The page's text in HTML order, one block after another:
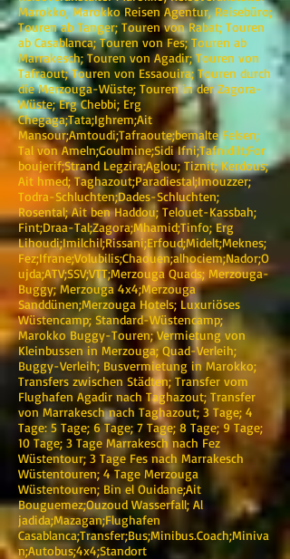
Marokko, Marokko Reisen Agentur, Reisebüro;
Touren ab Tanger; Touren von Rabat; Touren
ab Casablanca; Touren von Fes; Touren ab
Marrakesch; Touren von Agadir; Touren von
Tafraout; Touren von Essaouira; Touren durch
die Merzouga-Wüste; Touren in der Zagora-
Wüste; Erg Chebbi; Erg
Chegaga;Tata;Ighrem;Ait
Mansour;Amtoudi;Tafraoute;bemalte Felsen;
Tal von Ameln;Goulmine;Sidi Ifni;Tafnidilt;For
boujerif;Strand Legzira;Aglou; Tiznit; Kerdous;
Ait hmed; Taghazout;Paradiestal;Imouzzer;
Todra-Schluchten;Dades-Schluchten;
Rosental; Ait ben Haddou; Telouet-Kassbah;
Fint;Draa-Tal;Zagora;Mhamid;Tinfo; Erg
Lihoudi;Imilchil;Rissani;Erfoud;Midelt;Meknes;
Fez;Ifrane;Volubilis;Chaouen;alhociem;Nador;O
ujda;ATV;SSV;VTT;Merzouga Quads; Merzouga-
Buggy; Merzouga 4x4;Merzouga
Sanddünen;Merzouga Hotels; Luxuriöses
Wüstencamp; Standard-Wüstencamp;
Marokko Buggy-Touren; Vermietung von
Kleinbussen in Merzouga; Quad-Verleih;
Buggy-Verleih; Busvermietung in Marokko;
Transfers zwischen Städten; Transfer vom
Flughafen Agadir nach Taghazout; Transfer
von Marrakesch nach Taghazout; 3 Tage; 4
Tage: 5 Tage; 6 Tage; 7 Tage; 8 Tage; 9 Tage;
10 Tage; 3 Tage Marrakesch nach Fez
Wüstentour; 3 Tage Fes nach Marrakesch
Wüstentouren; 4 Tage Merzouga
Wüstentouren; Bin el Ouidane;Ait
Bouguemez;Ouzoud Wasserfall; Al
jadida;Mazagan;Flughafen
Casablanca;Transfer;Bus;Minibus.Coach;Miniva
n;Autobus;4x4;Standort